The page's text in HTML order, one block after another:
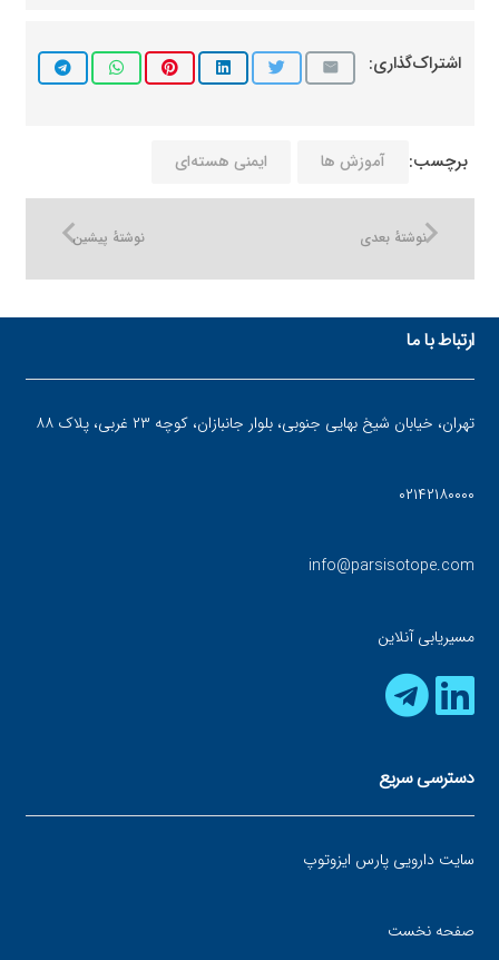
اشتراک‌گذاری:
برچسب: آموزش ها ایمنی هسته‌ای
نوشتهٔ پیشین نوشتهٔ بعدی
ارتباط با ما
تهران، خیابان شیخ بهایی جنوبی، بلوار جانبازان، کوچه ۲۳ غربی، پلاک ۸۸
۰۲۱۴۲۱۸۰۰۰۰
info@parsisotope.com
مسیریابی آنلاین
دسترسی سریع
سایت دارویی پارس ایزوتوپ
صفحه نخست